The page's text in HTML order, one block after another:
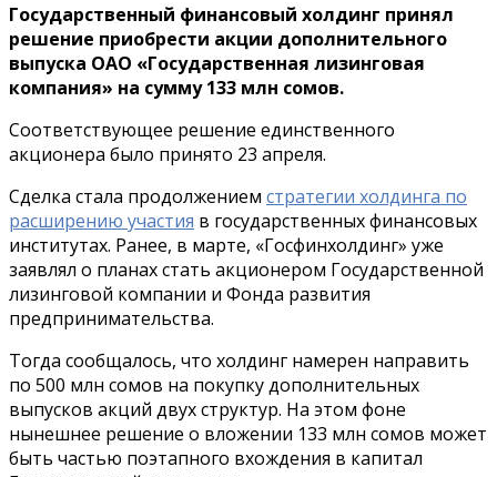
Государственный финансовый холдинг принял
решение приобрести акции дополнительного
выпуска ОАО «Государственная лизинговая
компания» на сумму 133 млн сомов.
Соответствующее решение единственного
акционера было принято 23 апреля.
Сделка стала продолжением стратегии холдинга по
расширению участия в государственных финансовых
институтах. Ранее, в марте, «Госфинхолдинг» уже
заявлял о планах стать акционером Государственной
лизинговой компании и Фонда развития
предпринимательства.
Тогда сообщалось, что холдинг намерен направить
по 500 млн сомов на покупку дополнительных
выпусков акций двух структур. На этом фоне
нынешнее решение о вложении 133 млн сомов может
быть частью поэтапного вхождения в капитал